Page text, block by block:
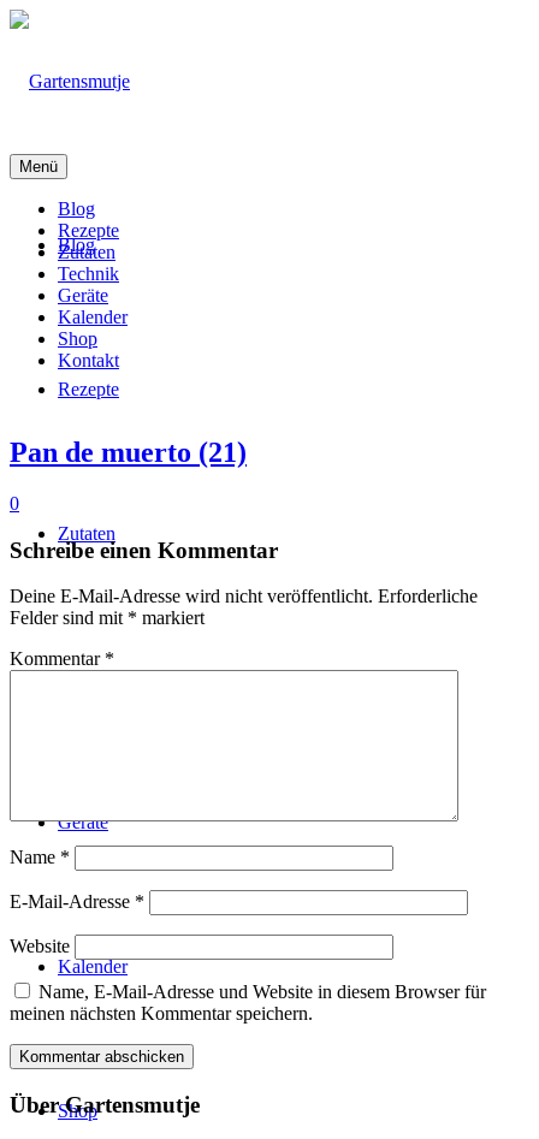
Blog
Rezepte
Zutaten
Technik
Geräte
Kalender
Shop
Menü
Blog
Rezepte
Zutaten
Technik
Geräte
Kalender
Shop
Kontakt
Pan de muerto (21)
0
Schreibe einen Kommentar
Deine E-Mail-Adresse wird nicht veröffentlicht. Erforderliche
Felder sind mit * markiert
Kommentar *
Name *
E-Mail-Adresse *
Website
Name, E-Mail-Adresse und Website in diesem Browser für
meinen nächsten Kommentar speichern.
Über Gartensmutje